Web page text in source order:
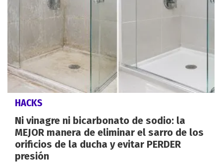
HACKS
Ni vinagre ni bicarbonato de sodio: la
MEJOR manera de eliminar el sarro de los
orificios de la ducha y evitar PERDER
presión